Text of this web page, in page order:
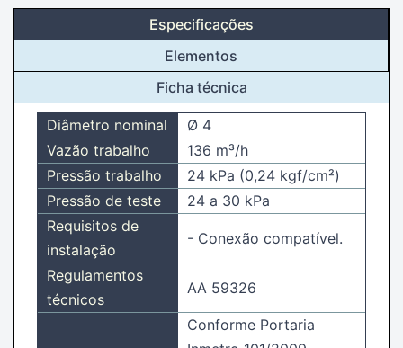
Especificações
Elementos
Ficha técnica
Diâmetro nominal
Ø 4
Vazão trabalho
136 m³/h
Pressão trabalho
24 kPa (0,24 kgf/cm²)
Pressão de teste
24 a 30 kPa
Requisitos de
instalação
- Conexão compatível.
Regulamentos
técnicos
AA 59326
Conforme Portaria